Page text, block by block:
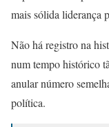
mais sólida liderança
Não há registro na
num tempo histórico
anular número
política.